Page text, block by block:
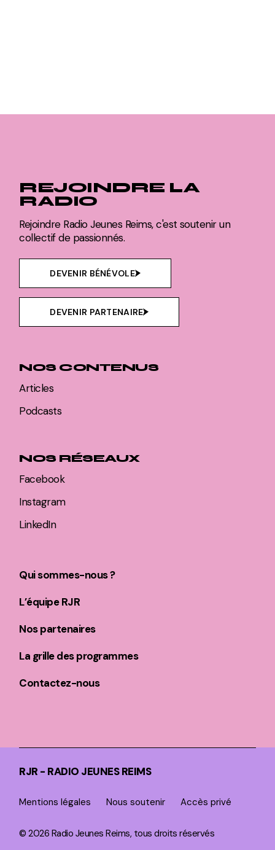
REJOINDRE LA
RADIO
Rejoindre Radio Jeunes Reims, c'est soutenir un
collectif de passionnés.
DEVENIR BÉNÉVOLE
DEVENIR PARTENAIRE
NOS CONTENUS
Articles
Podcasts
NOS RÉSEAUX
Facebook
Instagram
LinkedIn
Qui sommes-nous ?
L’équipe RJR
Nos partenaires
La grille des programmes
Contactez-nous
RJR - RADIO JEUNES REIMS
Mentions légales Nous soutenir Accès privé
© 2026 Radio Jeunes Reims, tous droits réservés